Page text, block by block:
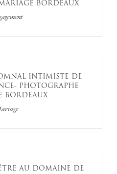
BORDEAUX
INTIMISTE DE
PHOTOGRAPHE
BORDEAUX
AU DOMAINE DE